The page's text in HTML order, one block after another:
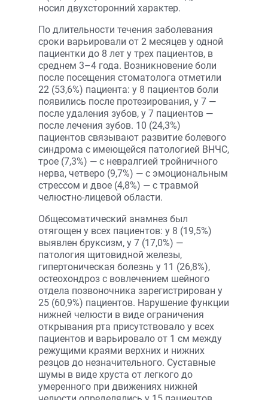
носил двухсторонний характер.
По длительности течения заболевания
сроки варьировали от 2 месяцев у одной
пациентки до 8 лет у трех пациентов, в
среднем 3–4 года. Возникновение боли
после посещения стоматолога отметили
22 (53,6%) пациента: у 8 пациентов боли
появились после протезирования, у 7 —
после удаления зубов, у 7 пациентов —
после лечения зубов. 10 (24,3%)
пациентов связывают развитие болевого
синдрома с имеющейся патологией ВНЧС,
трое (7,3%) — с невралгией тройничного
нерва, четверо (9,7%) — с эмоциональным
стрессом и двое (4,8%) — с травмой
челюстно-лицевой области.
Общесоматический анамнез был
отягощен у всех пациентов: у 8 (19,5%)
выявлен бруксизм, у 7 (17,0%) —
патология щитовидной железы,
гипертоническая болезнь у 11 (26,8%),
остеохондроз с вовлечением шейного
отдела позвоночника зарегистрирован у
25 (60,9%) пациентов. Нарушение функции
нижней челюсти в виде ограничения
открывания рта присутствовало у всех
пациентов и варьировало от 1 см между
режущими краями верхних и нижних
резцов до незначительного. Суставные
шумы в виде хруста от легкого до
умеренного при движениях нижней